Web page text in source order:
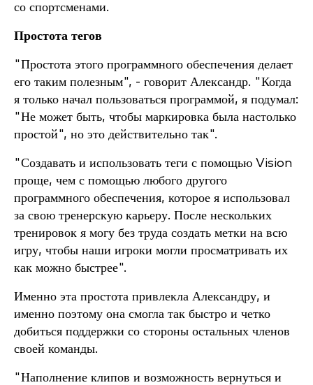
со спортсменами.
Простота тегов
"Простота этого программного обеспечения делает
его таким полезным", - говорит Александр. "Когда
я только начал пользоваться программой, я подумал:
"Не может быть, чтобы маркировка была настолько
простой", но это действительно так".
"Создавать и использовать теги с помощью Vision
проще, чем с помощью любого другого
программного обеспечения, которое я использовал
за свою тренерскую карьеру. После нескольких
тренировок я могу без труда создать метки на всю
игру, чтобы наши игроки могли просматривать их
как можно быстрее".
Именно эта простота привлекла Александру, и
именно поэтому она смогла так быстро и четко
добиться поддержки со стороны остальных членов
своей команды.
"Наполнение клипов и возможность вернуться и